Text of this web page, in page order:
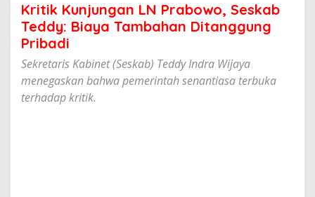
LN
Prabowo,
Biaya
Tambahan
Ditanggung
Kritik Kunjungan LN Prabowo, Seskab
Teddy: Biaya Tambahan Ditanggung
Pribadi
Sekretaris Kabinet (Seskab) Teddy Indra Wijaya
menegaskan bahwa pemerintah senantiasa terbuka
terhadap kritik.